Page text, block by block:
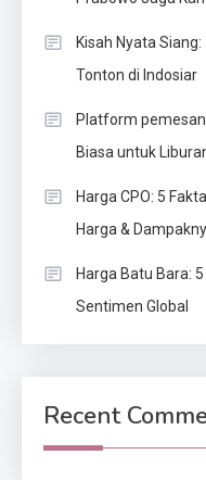
Kisah Nyata
Tonton di Indosiar
Platform
Biasa untuk
Harga CPO: 5
Harga &
Harga Batu Bara:
Sentimen Global
Recent